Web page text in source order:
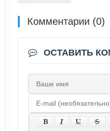
Комментарии (0)
ОСТАВИТЬ